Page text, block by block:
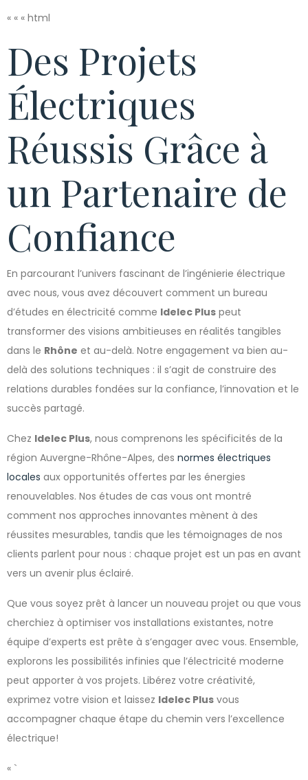
« « « html
Des Projets
Électriques
Réussis Grâce à
un Partenaire de
Confiance
En parcourant l’univers fascinant de l’ingénierie électrique
avec nous, vous avez découvert comment un bureau
d’études en électricité comme Idelec Plus peut
transformer des visions ambitieuses en réalités tangibles
dans le Rhône et au-delà. Notre engagement va bien au-
delà des solutions techniques : il s’agit de construire des
relations durables fondées sur la confiance, l’innovation et le
succès partagé.
Chez Idelec Plus, nous comprenons les spécificités de la
région Auvergne-Rhône-Alpes, des normes électriques
locales aux opportunités offertes par les énergies
renouvelables. Nos études de cas vous ont montré
comment nos approches innovantes mènent à des
réussites mesurables, tandis que les témoignages de nos
clients parlent pour nous : chaque projet est un pas en avant
vers un avenir plus éclairé.
Que vous soyez prêt à lancer un nouveau projet ou que vous
cherchiez à optimiser vos installations existantes, notre
équipe d’experts est prête à s’engager avec vous. Ensemble,
explorons les possibilités infinies que l’électricité moderne
peut apporter à vos projets. Libérez votre créativité,
exprimez votre vision et laissez Idelec Plus vous
accompagner chaque étape du chemin vers l’excellence
électrique!
« `